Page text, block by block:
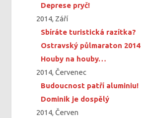
Deprese pryč!
2014, Září
Sbíráte turistická razítka?
Ostravský půlmaraton 2014
Houby na houby…
2014, Červenec
Budoucnost patří aluminiu!
Dominik je dospělý
2014, Červen